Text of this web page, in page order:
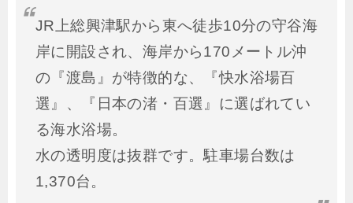
JR上総興津駅から東へ徒歩10分の守谷海
岸に開設され、海岸から170メートル沖
の『渡島』が特徴的な、『快水浴場百
選』、『日本の渚・百選』に選ばれてい
る海水浴場。
水の透明度は抜群です。駐車場台数は
1,370台。